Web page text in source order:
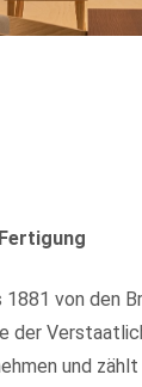
von den
der
und